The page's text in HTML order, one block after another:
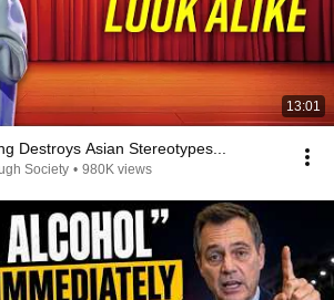
13:01
Destroys Asian Stereotypes...
Society • 980K views